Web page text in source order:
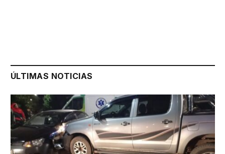
ÚLTIMAS NOTICIAS